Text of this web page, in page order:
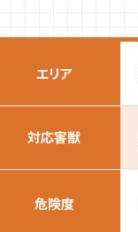
エリア
対応害獣
危険度